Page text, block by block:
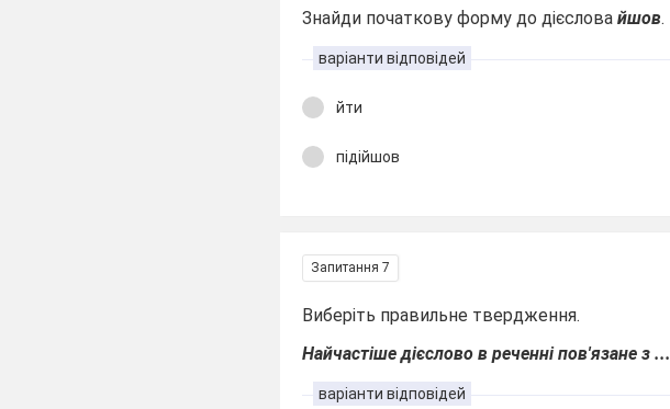
Знайди початкову форму до дієсловайшов.
варіанти відповідей
йти
підійшов
Запитання 7
Виберіть правильне твердження.
Найчастіше дієслово в реченні пов'язане з ...
варіанти відповідей